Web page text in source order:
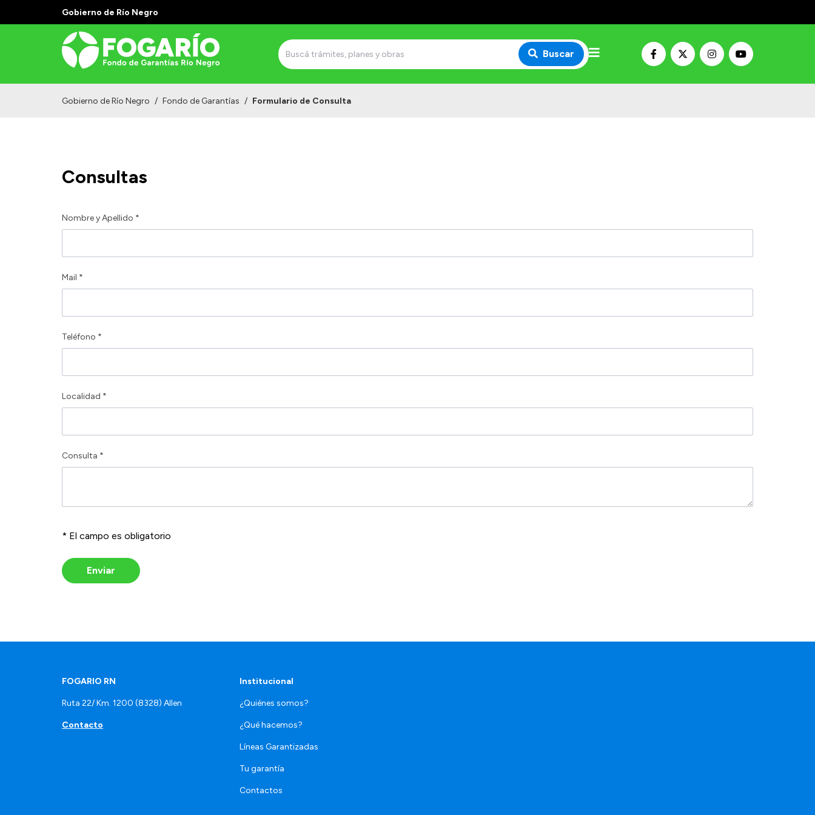
Gobierno de Río Negro
Buscar
Gobierno de Río Negro / Fondo de Garantías / Formulario de Consulta
Consultas
Nombre y Apellido *
Mail *
Teléfono *
Localidad *
Consulta *
* El campo es obligatorio
Enviar
FOGARIO RN
Ruta 22/ Km. 1200 (8328) Allen
Contacto
Institucional
¿Quiénes somos?
¿Qué hacemos?
Líneas Garantizadas
Tu garantía
Contactos